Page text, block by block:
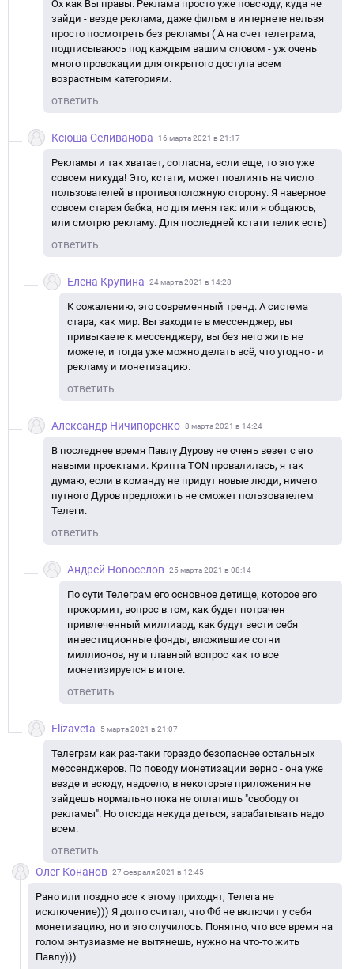
Ох как Вы правы. Реклама просто уже повсюду, куда не
зайди - везде реклама, даже фильм в интернете нельзя
просто посмотреть без рекламы ( А на счет телеграма,
подписываюсь под каждым вашим словом - уж очень
много провокации для открытого доступа всем
возрастным категориям.
ответить
Ксюша Селиванова 16 марта 2021 в 21:17
Рекламы и так хватает, согласна, если еще, то это уже
совсем никуда! Это, кстати, может повлиять на число
пользователей в противоположную сторону. Я наверное
совсем старая бабка, но для меня так: или я общаюсь,
или смотрю рекламу. Для последней кстати телик есть)
ответить
Елена Крупина 24 марта 2021 в 14:28
К сожалению, это современный тренд. А система
стара, как мир. Вы заходите в мессенджер, вы
привыкаете к мессенджеру, вы без него жить не
можете, и тогда уже можно делать всё, что угодно - и
рекламу и монетизацию.
ответить
Александр Ничипоренко 8 марта 2021 в 14:24
В последнее время Павлу Дурову не очень везет с его
навыми проектами. Крипта TON провалилась, я так
думаю, если в команду не придут новые люди, ничего
путного Дуров предложить не сможет пользователем
Телеги.
ответить
Андрей Новоселов 25 марта 2021 в 08:14
По сути Телеграм его основное детище, которое его
прокормит, вопрос в том, как будет потрачен
привлеченный миллиард, как будут вести себя
инвестиционные фонды, вложившие сотни
миллионов, ну и главный вопрос как то все
монетизируется в итоге.
ответить
Elizaveta 5 марта 2021 в 21:07
Телеграм как раз-таки гораздо безопаснее остальных
мессенджеров. По поводу монетизации верно - она уже
везде и всюду, надоело, в некоторые приложения не
зайдешь нормально пока не оплатишь "свободу от
рекламы". Но отсюда некуда деться, зарабатывать надо
всем.
ответить
Олег Конанов 27 февраля 2021 в 12:45
Рано или поздно все к этому приходят, Телега не
исключение))) Я долго считал, что Фб не включит у себя
монетизацию, но и это случилось. Понятно, что все время на
голом энтузиазме не вытянешь, нужно на что-то жить
Павлу)))